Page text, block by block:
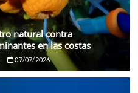
natural contra
en las costas
07/07/2026